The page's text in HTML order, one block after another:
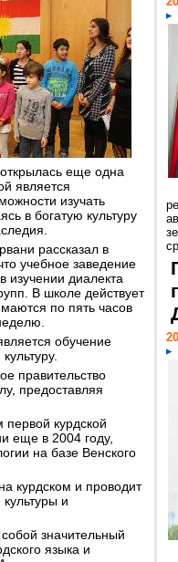
еще одна
является
изучать
в богатую культуру
рассказал в
учебное заведение
изучении диалекта
В школе действует
по пять часов
обучение
правительство
предоставляя
первой курдской
еще в 2004 году,
на базе Венского
курдском и проводит
и
значительный
языка и